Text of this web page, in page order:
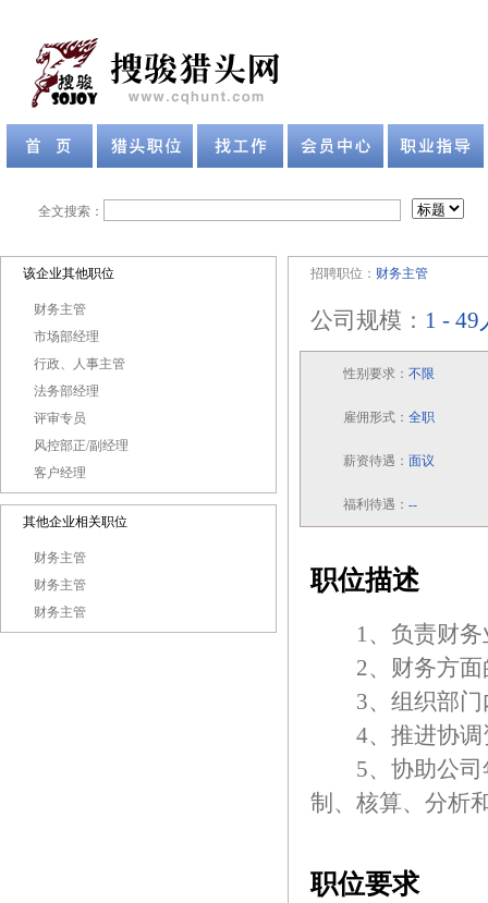
全文搜索：
该企业其他职位
财务主管
市场部经理
行政、人事主管
法务部经理
评审专员
风控部正/副经理
客户经理
其他企业相关职位
财务主管
财务主管
财务主管
招聘职位： 财务主管
公司规模： 1 - 49
性别要求： 不限
雇佣形式： 全职
薪资待遇： 面议
福利待遇： --
职位描述
1、负责财务
2、财务方面
3、组织部门
4、推进协调
5、协助公司年
制、核算、分析
职位要求